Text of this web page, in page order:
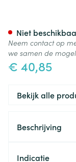
€ 40,85
Niet
Neem contact op
we samen de
Bekijk alle
Beschrijving
Indicatie